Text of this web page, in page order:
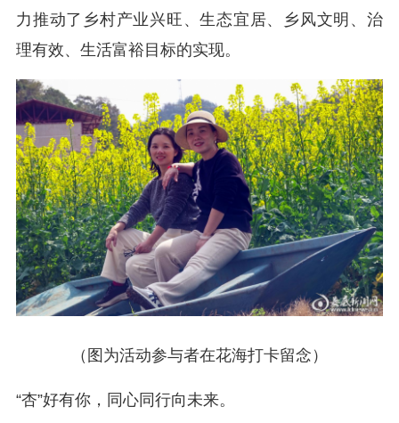
力推动了乡村产业兴旺、生态宜居、乡风文明、治
理有效、生活富裕目标的实现。
（ 图为活动参与者在花海打卡留念 ）
“杏”好有你，同心同行向未来。